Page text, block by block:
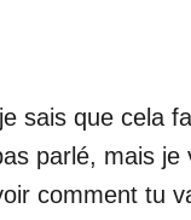
sais que cela
parlé, mais je
comment tu